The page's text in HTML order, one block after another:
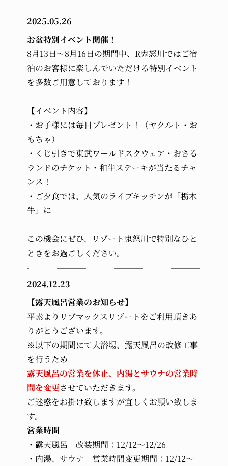
2025.05.26
お盆特別イベント開催！
8月13日～8月16日の期間中、R鬼怒川ではご宿
泊のお客様に楽しんでいただける特別イベント
を多数ご用意しております！
【イベント内容】
・お子様には毎日プレゼント！（ヤクルト・お
もちゃ）
・くじ引きで東武ワールドスクウェア・おさる
ランドのチケット・和牛ステーキが当たるチャ
ンス！
・ご夕食では、人気のライブキッチンが「栃木
牛」に
この機会にぜひ、リゾート鬼怒川で特別なひと
ときをお過ごしください。
2024.12.23
【露天風呂営業のお知らせ】
平素よりリブマックスリゾートをご利用頂きあ
りがとうございます。
※以下の期間にて大浴場、露天風呂の改修工事
を行うため
露天風呂の営業を休止、内湯とサウナの営業時
間を変更させていただきます。
ご迷惑をお掛け致しますが宜しくお願い致しま
す。
営業時間
・露天風呂 改装期間：12/12～12/26
・内湯、サウナ 営業時間変更期間：12/12～